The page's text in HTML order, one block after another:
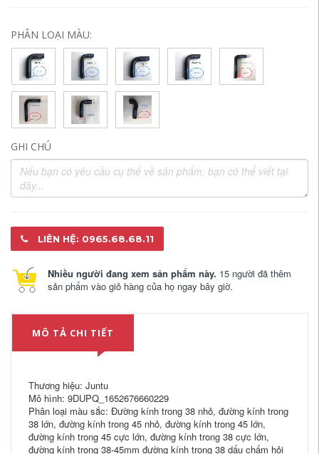
PHÂN LOẠI MÀU:
GHI CHÚ
LIÊN HỆ: 0965.68.68.11
Nhiều người đang xem sản phẩm này. 15 người đã thêm
sản phẩm vào giỏ hàng của họ ngay bây giờ.
MÔ TẢ CHI TIẾT
Thương hiệu: Juntu
Mô hình: 9DUPQ_1652676660229
Phân loại màu sắc: Đường kính trong 38 nhỏ, đường kính trong
38 lớn, đường kính trong 45 nhỏ, đường kính trong 45 lớn,
đường kính trong 45 cực lớn, đường kính trong 38 cực lớn,
đường kính trong 38-45mm đường kính trong 38 dấu chấm hỏi